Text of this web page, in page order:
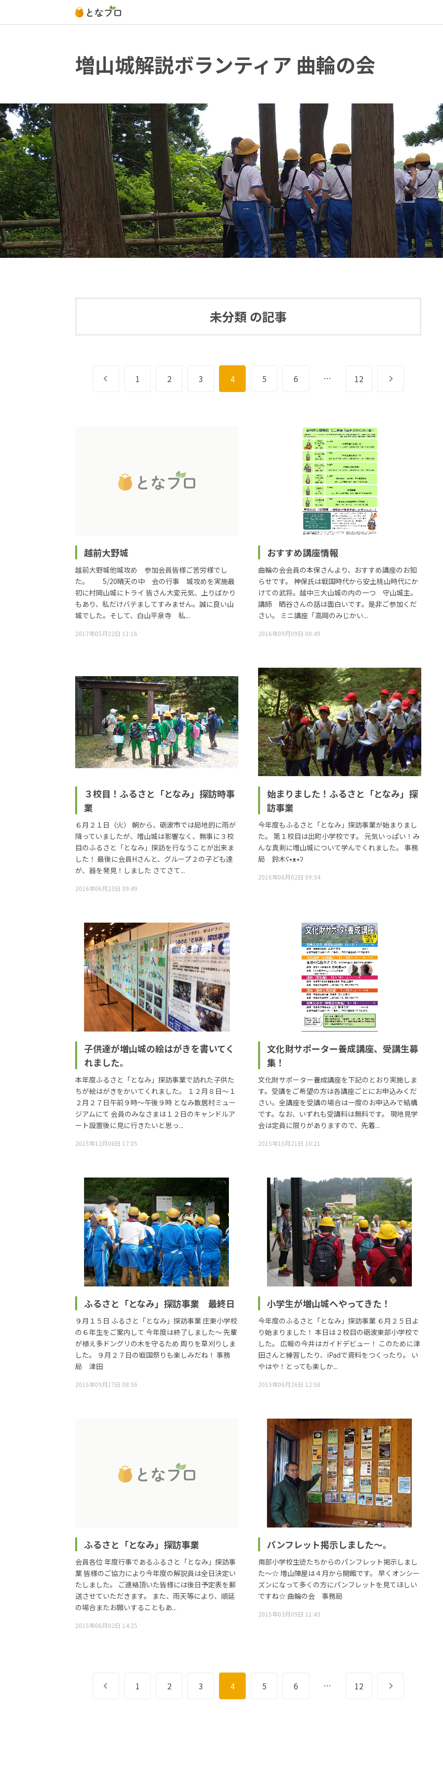
増山城解説ボランティア 曲輪の会
未分類 の記事
1 2 3 4 5 6 … 12
越前大野城
越前大野城他城攻め 参加会員皆様ご苦労様でし
た。 5/20晴天の中 会の行事 城攻めを実施最
初に村岡山城にトライ 皆さん大変元気、上りばかり
もあり、私だけバテましてすみません。誠に良い山
城でした。そして、白山平泉寺 私...
2017年05月22日 11:16
おすすめ講座情報
曲輪の会会員の本保さんより、おすすめ講座のお知
らせです。 神保氏は戦国時代から安土桃山時代にか
けての武将。越中三大山城の内の一つ 守山城主。
講師 晒谷さんの話は面白いです。是非ご参加くだ
さい。 ミニ講座「高岡のみじかい...
2016年09月09日 08:49
３校目！ふるさと「となみ」探訪時事
業
６月２１日（火） 朝から、砺波市では局地的に雨が
降っていましたが、増山城は影響なく、無事に３校
目のふるさと「となみ」探訪を行なうことが出来ま
した！ 最後に会員Hさんと、グループ２の子ども達
が、器を発見！しました さてさて...
2016年06月23日 09:49
始まりました！ふるさと「となみ」探
訪事業
今年度もふるさと「となみ」探訪事業が始まりまし
た。 第１校目は出町小学校です。 元気いっぱい！み
んな真剣に増山城について学んでくれました。 事務
局 鈴木ʕ•ᴥ•ʔ
2016年06月02日 09:34
子供達が増山城の絵はがきを書いてく
れました。
本年度ふるさと「となみ」探訪事業で訪れた子供た
ちが絵はがきをかいてくれました。 １２月８日～１
２月２７日午前９時～午後９時 となみ散居村ミュー
ジアムにて 会員のみなさまは１２日のキャンドルア
ート設置後に見に行きたいと思っ...
2015年12月08日 17:05
文化財サポーター養成講座、受講生募
集！
文化財サポーター養成講座を下記のとおり実施しま
す。受講をご希望の方は各講座ごとにお申込みくだ
さい。全講座を受講の場合は一度のお申込みで結構
です。なお、いずれも受講料は無料です。 現地見学
会は定員に限りがありますので、先着...
2015年10月21日 10:21
ふるさと「となみ」探訪事業 最終日
９月１５日 ふるさと「となみ」探訪事業 庄東小学校
の６年生をご案内して 今年度は終了しました～ 先輩
が植え多ドングリの木を守るため 周りを草刈りしま
した。 ９月２７日の戦国祭りも楽しみだね！ 事務
局 津田
2015年09月17日 08:56
小学生が増山城へやってきた！
今年度のふるさと「となみ」探訪事業 ６月２５日よ
り始まりました！ 本日は２校目の砺波東部小学校で
した。 広報の今井はガイドデビュー！ このために津
田さんと練習したり、iPadで資料をつくったり。 い
やはや！とっても楽しか...
2015年06月26日 12:58
ふるさと「となみ」探訪事業
会員各位 年度行事であるふるさと「となみ」探訪事
業 皆様のご協力により今年度の解説員は全日決定い
たしました。 ご連絡頂いた皆様には後日予定表を郵
送させていただきます。 また、雨天等により、順延
の場合またお願いすることもあ...
2015年06月02日 14:25
パンフレット掲示しました～。
南部小学校生徒たちからのパンフレット掲示しまし
た～☆ 増山陣屋は４月から開館です。 早くオンシー
ズンになって多くの方にパンフレットを見てほしい
ですね☆ 曲輪の会 事務局
2015年03月09日 11:43
1 2 3 4 5 6 … 12